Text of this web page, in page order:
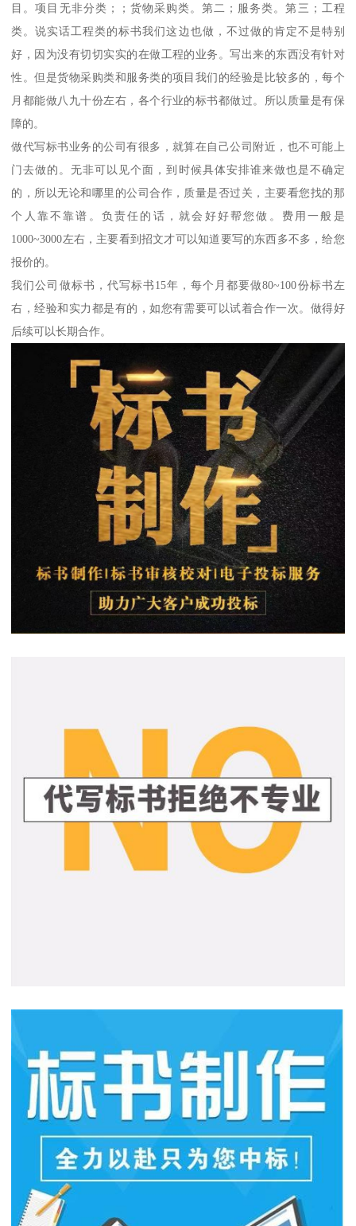
目。项目无非分类；；货物采购类。第二；服务类。第三；工程
类。说实话工程类的标书我们这边也做，不过做的肯定不是特别
好，因为没有切切实实的在做工程的业务。写出来的东西没有针对
性。但是货物采购类和服务类的项目我们的经验是比较多的，每个
月都能做八九十份左右，各个行业的标书都做过。所以质量是有保
障的。
做代写标书业务的公司有很多，就算在自己公司附近，也不可能上
门去做的。无非可以见个面，到时候具体安排谁来做也是不确定
的，所以无论和哪里的公司合作，质量是否过关，主要看您找的那
个人靠不靠谱。负责任的话，就会好好帮您做。费用一般是
1000~3000左右，主要看到招文才可以知道要写的东西多不多，给您
报价的。
我们公司做标书，代写标书15年，每个月都要做80~100份标书左
右，经验和实力都是有的，如您有需要可以试着合作一次。做得好
后续可以长期合作。